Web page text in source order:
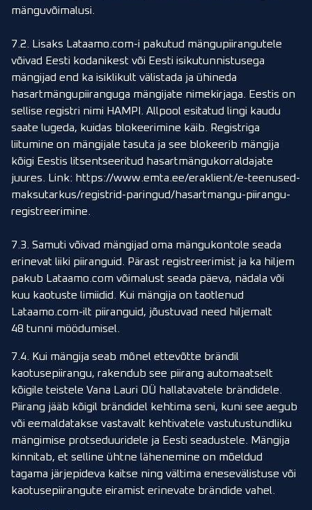
mänguvõimalusi.
7.2. Lisaks Lataamo.com-i pakutud mängupiirangutele
võivad Eesti kodanikest või Eesti isikutunnistusega
mängijad end ka isiklikult välistada ja ühineda
hasartmängupiiranguga mängijate nimekirjaga. Eestis on
sellise registri nimi HAMPI. Allpool esitatud lingi kaudu
saate lugeda, kuidas blokeerimine käib. Registriga
liitumine on mängijale tasuta ja see blokeerib mängija
kõigi Eestis litsentseeritud hasartmängukorraldajate
juures. Link: https://www.emta.ee/eraklient/e-teenused-
maksutarkus/registrid-paringud/hasartmangu-piirangu-
registreerimine
7.3. Samuti võivad mängijad oma mängukontole seada
erinevat liiki piiranguid. Pärast registreerimist ja ka hiljem
pakub Lataamo.com võimalust seada päeva, nädala või
kuu kaotuste limiidid. Kui mängija on taotlenud
Lataamo.com-ilt piiranguid, jõustuvad need hiljemalt
48 tunni möödumisel.
7.4. Kui mängija seab mõnel ettevõtte brändil
kaotusepiirangu, rakendub see piirang automaatselt
kõigile teistele Vana Lauri OÜ hallatavatele brändidele.
Piirang jääb kõigil brändidel kehtima seni, kuni see aegub
või eemaldatakse vastavalt kehtivatele vastutustundliku
mängimise protseduuridele ja Eesti seadustele. Mängija
kinnitab, et selline ühtne lähenemine on mõeldud
tagama järjepideva kaitse ning vältima enesevälistuse või
kaotusepiirangute eiramist erinevate brändide vahel.